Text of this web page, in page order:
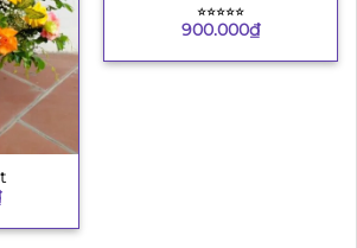
⭐︎⭐︎⭐︎⭐︎⭐︎
900.000₫